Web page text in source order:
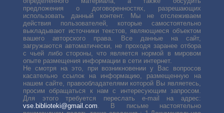
предложения о договоренностях, разрешающих
использовать данный контент. Мы не отслеживаем
действия пользователей, которые самостоятельно
выкладывают источники текстов, являющиеся объектом
вашего авторского права. Все данные на сайт,
загружаются автоматически, не проходя заранее отбора
с чьей либо стороны, что является нормой в мировом
опыте размещения информации в сети интернет.
Не смотря на это, при возникновении у Вас вопросов
касательно ссылок на информацию, размещенную на
нашем сайте, правообладателями которой Вы являетесь,
просим обращаться к нам с интересующим запросом.
Для этого требуется переслать е-mail на адрес:
vse.biblioteki@gmail.com . В письме настоятельно